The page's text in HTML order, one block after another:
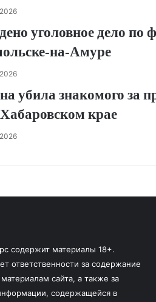
уголовное дело по
убила знакомого за
крае
содержит материалы 18+.
ответственности за содержание
сайта, а также за
содержащейся в